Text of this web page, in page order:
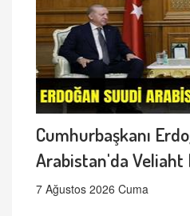
Cumhurbaşkanı
Arabistan'da
7 Ağustos 2026 Cuma